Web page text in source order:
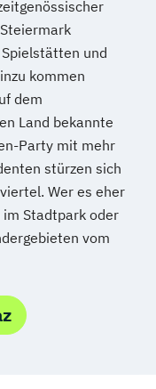
New Work
Pflege
und
kommen
dem
Land bekannte
Party mit mehr
stürzen sich
Wer es eher
im Stadtpark oder
vom